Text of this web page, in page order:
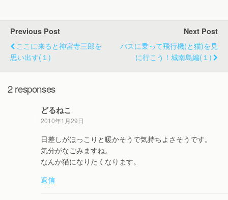
Previous Post
ここに来ると神宮寺三郎を
思い出す(１)
Next Post
バスに乗って飛行機(と猫)を見
に行こう！城南島編(１)
2 responses
どるねこ
2010年1月29日
日差しがほっこりと暖かそうで気持ちよさそうです。
気分がなごみますね。
なんか猫になりたくなります。
返信